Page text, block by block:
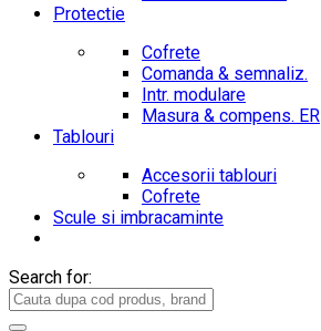
Protectie
Cofrete
Comanda & semnaliz.
Intr. modulare
Masura & compens. ER
Tablouri
Accesorii tablouri
Cofrete
Scule si imbracaminte
Search for: